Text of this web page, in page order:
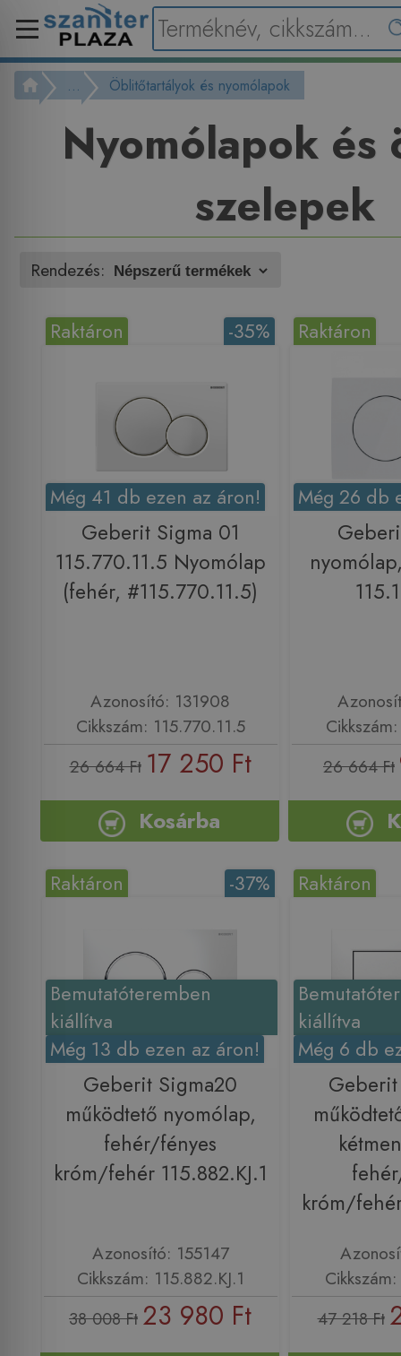
... Öblitőtartályok és nyomólapok
Nyomólapok és
szelepek
Rendezés:
-35%
Raktáron
Még 41 db ezen az áron!
Geberit Sigma 01
115.770.11.5 Nyomólap
(fehér, #115.770.11.5)
Azonosító: 131908
Cikkszám: 115.770.11.5
26 664 Ft 17 250 Ft
Kosárba
Raktáron
Még 26 db
26 664 Ft
Bemutatóteremben
kiállítva
Még 13 db ezen az áron!
-37%
Raktáron
Geberit Sigma20
működtető nyomólap,
fehér/fényes
króm/fehér 115.882.KJ.1
Azonosító: 155147
Cikkszám: 115.882.KJ.1
38 008 Ft 23 980 Ft
kiállítva
Még 6 db
Raktáron
króm/
47 218 Ft